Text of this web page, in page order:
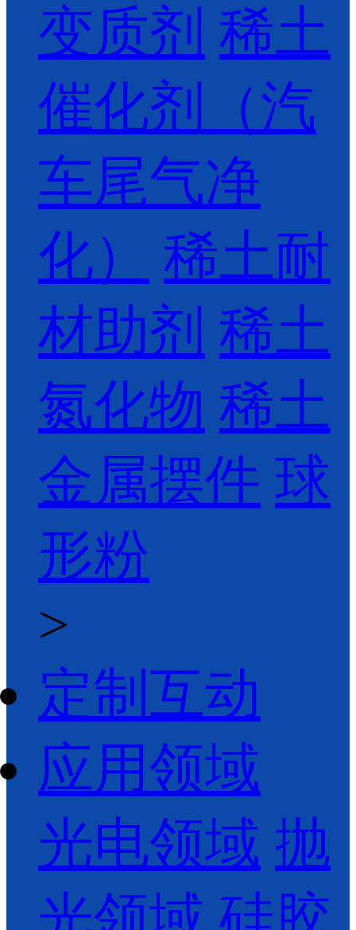
变质剂 稀土
催化剂（汽
车尾气净
化）
稀土耐
材助剂 稀土
氮化物 稀土
金属摆件 球
形粉
>
定制互动
应用领域
光电领域 抛